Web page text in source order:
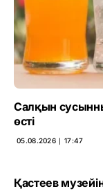
Салқын
өсті
05.08.2026 ∣ 17:47
Қастеев